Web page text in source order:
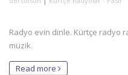
Radyo evin dinle. Kürtçe radyo
müzik.
Read more